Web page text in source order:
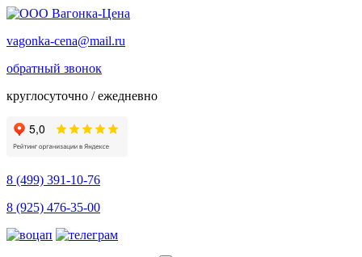
vagonka-cena@mail.ru
обратный звонок
круглосуточно / ежедневно
8 (499) 391-10-76
8 (925) 476-35-00